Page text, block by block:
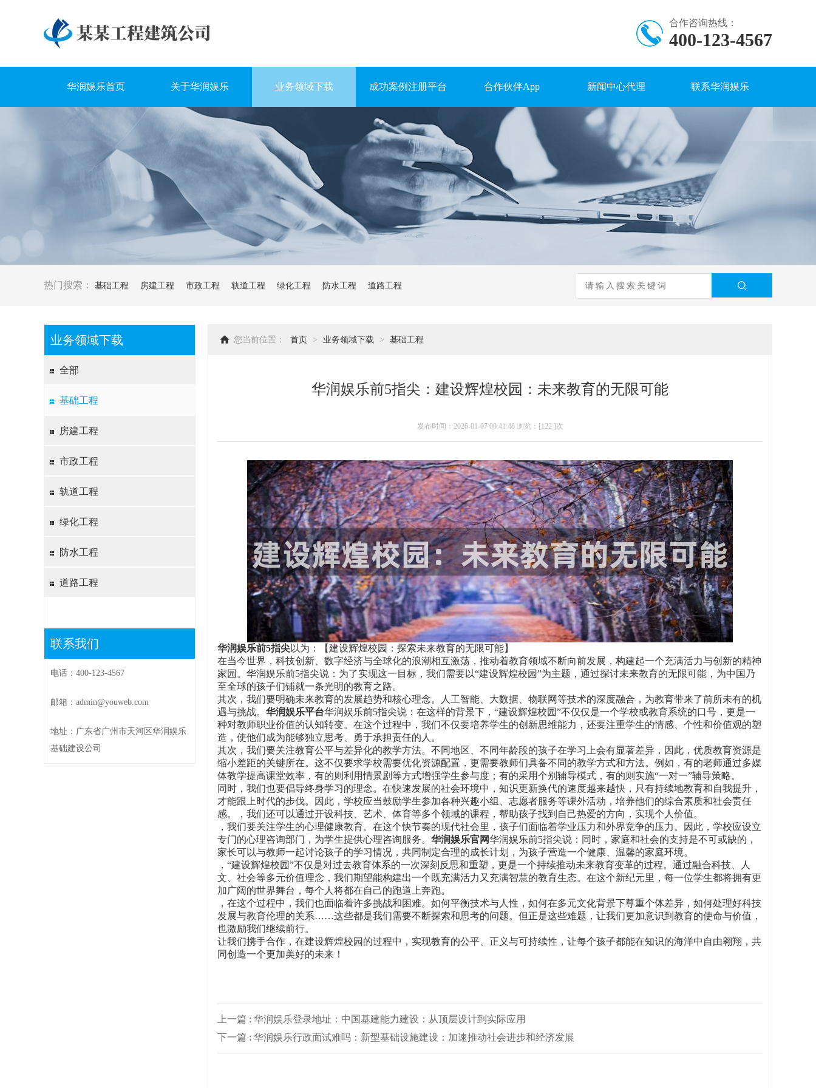
合作咨询热线：
400-123-4567
华润娱乐首页 关于华润娱乐 业务领域下载 成功案例注册平台 合作伙伴App 新闻中心代理 联系华润娱乐
热门搜索： 基础工程 房建工程 市政工程 轨道工程 绿化工程 防水工程 道路工程
业务领域下载
全部
基础工程
房建工程
市政工程
轨道工程
绿化工程
防水工程
道路工程
联系我们
电话：400-123-4567
邮箱：admin@youweb.com
地址：广东省广州市天河区华润娱乐
基础建设公司
您当前位置： 首页 > 业务领域下载 > 基础工程
华润娱乐前5指尖：建设辉煌校园：未来教育的无限可能
发布时间：2026-01-07 00:41:48 浏览：[122 ]次
华润娱乐前5指尖以为：【建设辉煌校园：探索未来教育的无限可能】
在当今世界，科技创新、数字经济与全球化的浪潮相互激荡，推动着教育领域不断向前发展，构建起一个充满活力与创新的精神
家园。华润娱乐前5指尖说：为了实现这一目标，我们需要以“建设辉煌校园”为主题，通过探讨未来教育的无限可能，为中国乃
至全球的孩子们铺就一条光明的教育之路。
其次，我们要明确未来教育的发展趋势和核心理念。人工智能、大数据、物联网等技术的深度融合，为教育带来了前所未有的机
遇与挑战。 华润娱乐平台华润娱乐前5指尖说：在这样的背景下，“建设辉煌校园”不仅仅是一个学校或教育系统的口号，更是一
种对教师职业价值的认知转变。在这个过程中，我们不仅要培养学生的创新思维能力，还要注重学生的情感、个性和价值观的塑
造，使他们成为能够独立思考、勇于承担责任的人。
其次，我们要关注教育公平与差异化的教学方法。不同地区、不同年龄段的孩子在学习上会有显著差异，因此，优质教育资源是
缩小差距的关键所在。这不仅要求学校需要优化资源配置，更需要教师们具备不同的教学方式和方法。例如，有的老师通过多媒
体教学提高课堂效率，有的则利用情景剧等方式增强学生参与度；有的采用个别辅导模式，有的则实施“一对一”辅导策略。
同时，我们也要倡导终身学习的理念。在快速发展的社会环境中，知识更新换代的速度越来越快，只有持续地教育和自我提升，
才能跟上时代的步伐。因此，学校应当鼓励学生参加各种兴趣小组、志愿者服务等课外活动，培养他们的综合素质和社会责任
感。，我们还可以通过开设科技、艺术、体育等多个领域的课程，帮助孩子找到自己热爱的方向，实现个人价值。
，我们要关注学生的心理健康教育。在这个快节奏的现代社会里，孩子们面临着学业压力和外界竞争的压力。因此，学校应设立
专门的心理咨询部门，为学生提供心理咨询服务。 华润娱乐官网华润娱乐前5指尖说：同时，家庭和社会的支持是不可或缺的，
家长可以与教师一起讨论孩子的学习情况，共同制定合理的成长计划，为孩子营造一个健康、温馨的家庭环境。
，“建设辉煌校园”不仅是对过去教育体系的一次深刻反思和重塑，更是一个持续推动未来教育变革的过程。通过融合科技、人
文、社会等多元价值理念，我们期望能构建出一个既充满活力又充满智慧的教育生态。在这个新纪元里，每一位学生都将拥有更
加广阔的世界舞台，每个人将都在自己的跑道上奔跑。
，在这个过程中，我们也面临着许多挑战和困难。如何平衡技术与人性，如何在多元文化背景下尊重个体差异，如何处理好科技
发展与教育伦理的关系……这些都是我们需要不断探索和思考的问题。但正是这些难题，让我们更加意识到教育的使命与价值，
也激励我们继续前行。
让我们携手合作，在建设辉煌校园的过程中，实现教育的公平、正义与可持续性，让每个孩子都能在知识的海洋中自由翱翔，共
同创造一个更加美好的未来！
上一篇 : 华润娱乐登录地址：中国基建能力建设：从顶层设计到实际应用
下一篇 : 华润娱乐行政面试难吗：新型基础设施建设：加速推动社会进步和经济发展